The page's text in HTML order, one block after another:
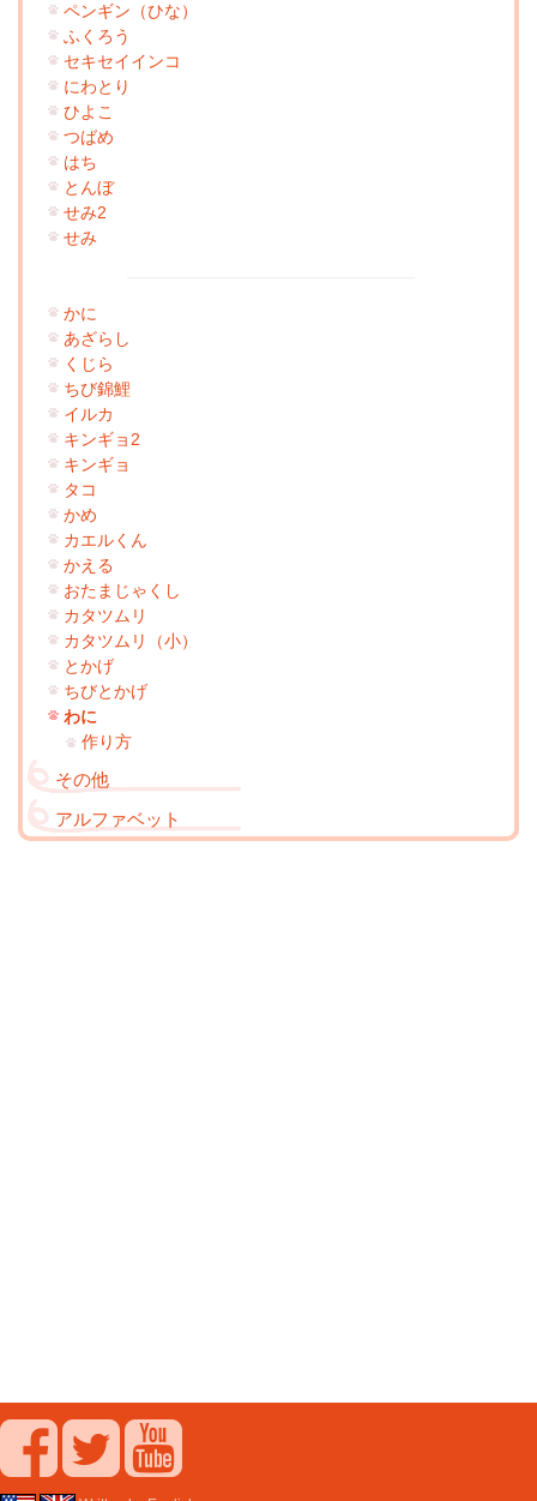
ペンギン（ひな）
ふくろう
セキセイインコ
にわとり
ひよこ
つばめ
はち
とんぼ
せみ2
せみ
かに
あざらし
くじら
ちび錦鯉
イルカ
キンギョ2
キンギョ
タコ
かめ
カエルくん
かえる
おたまじゃくし
カタツムリ
カタツムリ（小）
とかげ
ちびとかげ
わに
作り方
その他
アルファベット